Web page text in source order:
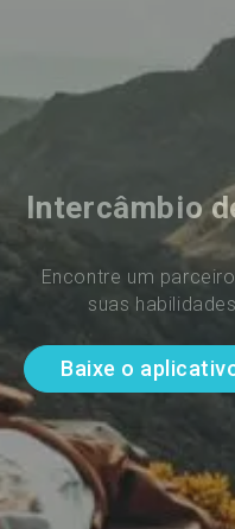
Intercâmbio
Encontre um
suas
Baixe o